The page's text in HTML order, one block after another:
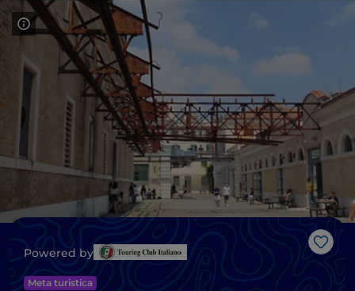
Like
Powered by
Meta turistica